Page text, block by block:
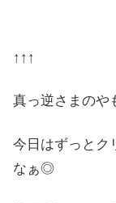
↑↑↑
真っ逆さまの
今日はずっとク
なぁ◎